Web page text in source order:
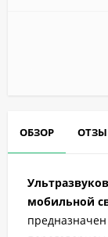
ОБЗОР
мобильной